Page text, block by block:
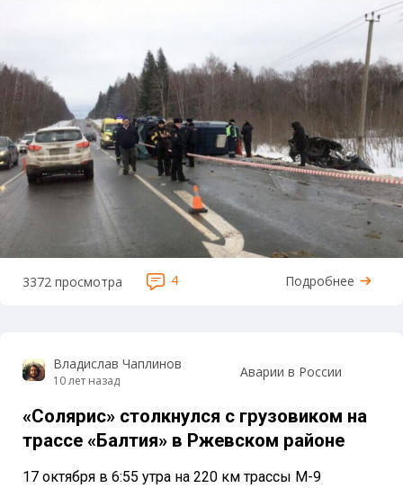
3372 просмотра 4 Подробнее
Владислав Чаплинов
10 лет назад Аварии в России
«Солярис» столкнулся с грузовиком на
трассе «Балтия» в Ржевском районе
17 октября в 6:55 утра на 220 км трассы М-9